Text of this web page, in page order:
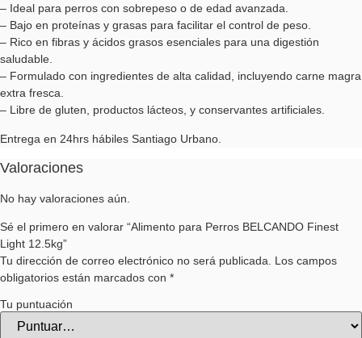
– Ideal para perros con sobrepeso o de edad avanzada.
– Bajo en proteínas y grasas para facilitar el control de peso.
– Rico en fibras y ácidos grasos esenciales para una digestión
saludable.
– Formulado con ingredientes de alta calidad, incluyendo carne magra
extra fresca.
– Libre de gluten, productos lácteos, y conservantes artificiales.
Entrega en 24hrs hábiles Santiago Urbano.
Valoraciones
No hay valoraciones aún.
Sé el primero en valorar “Alimento para Perros BELCANDO Finest
Light 12.5kg”
Tu dirección de correo electrónico no será publicada. Los campos
obligatorios están marcados con *
Tu puntuación